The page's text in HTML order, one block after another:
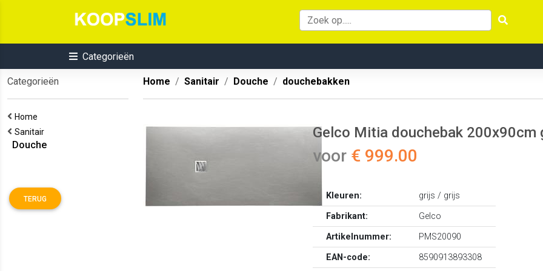
Categorieën
Categorieën
Home
Sanitair
Douche
TERUG
Home Sanitair Douche douchebakken
Gelco Mitia douchebak 200x90cm
voor € 999.00
Kleuren:
grijs / grijs
Fabrikant:
Gelco
Artikelnummer:
PMS20090
EAN-code:
8590913893308